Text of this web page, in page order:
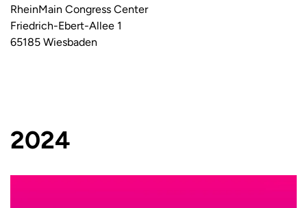
RheinMain Congress Center
Friedrich-Ebert-Allee 1
65185 Wiesbaden
2024